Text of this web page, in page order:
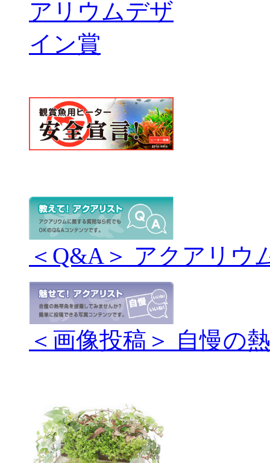
＜Q&A＞ アクアリウ
＜画像投稿＞ 自慢の